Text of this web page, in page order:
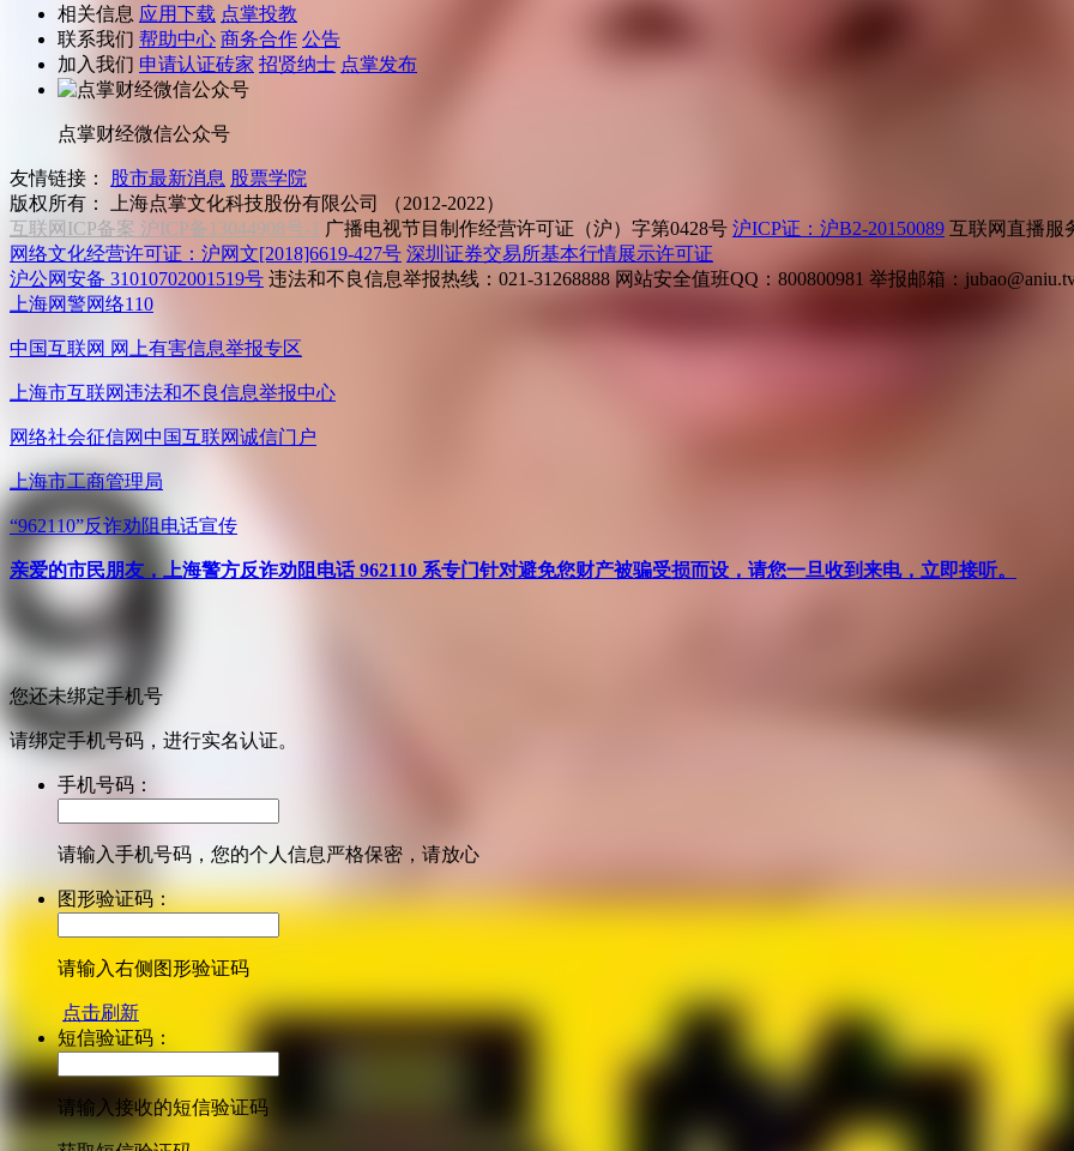
相关信息 应用下载 点掌投教
联系我们 帮助中心 商务合作 公告
加入我们 申请认证砖家 招贤纳士 点掌发布
点掌财经微信公众号
友情链接： 股市最新消息 股票学院
版权所有：
上海点掌文化科技股份有限公司 （2012-2022）
互联网ICP备案 沪ICP备13044908号-1 广播电视节目制作经营许可证（沪）字第0428号 沪ICP证：沪B2-20150089 互联网直播服
网络文化经营许可证：沪网文[2018]6619-427号 深圳证券交易所基本行情展示许可证
沪公网安备 31010702001519号 违法和不良信息举报热线：021-31268888 网站安全值班QQ：800800981 举报邮箱：
上海网警网络110
中国互联网 网上有害信息举报专区
上海市互联网违法和不良信息举报中心
网络社会征信网中国互联网诚信门户
上海市工商管理局
“962110”反诈劝阻电话宣传
亲爱的市民朋友，上海警方反诈劝阻电话 962110 系专门针对避免您财产被骗受损而设，请您一旦收到来电，立即接听。
您还未绑定手机号
请绑定手机号码，进行实名认证。
手机号码：
请输入手机号码，您的个人信息严格保密，请放心
图形验证码：
请输入右侧图形验证码
点击刷新
短信验证码：
请输入接收的短信验证码